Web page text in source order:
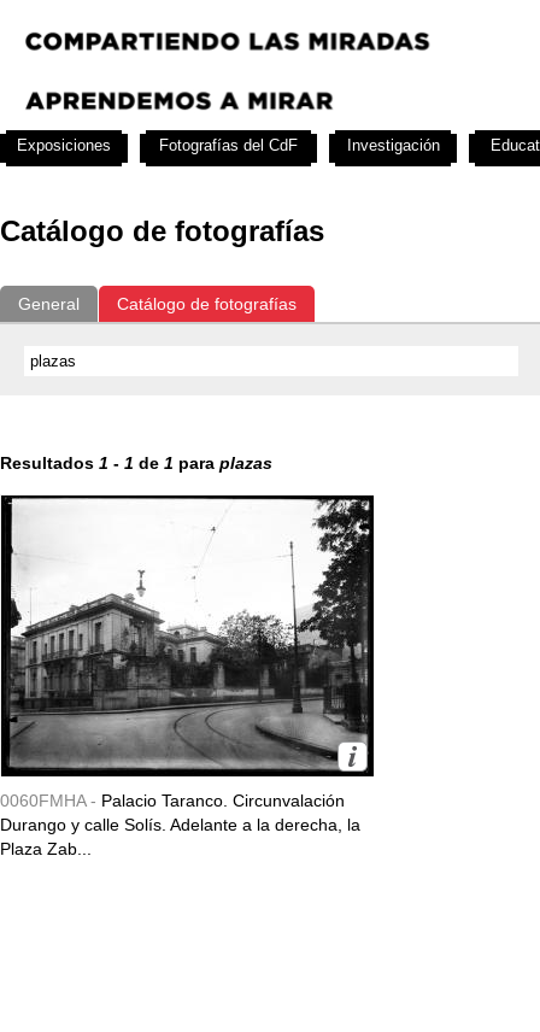
Catálogo de fotografías
General Catálogo de fotografías
Resultados 1 - 1 de 1 para plazas
0060FMHA - Palacio Taranco. Circunvalación
Durango y calle Solís. Adelante a la derecha, la
Plaza Zab...
Exposiciones Fotografías del CdF Investigación